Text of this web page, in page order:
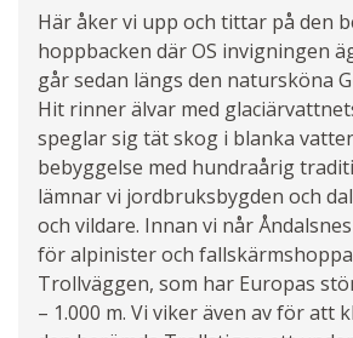
Här åker vi upp och tittar på den
hoppbacken där OS invigningen
går sedan längs den natursköna
Hit rinner älvar med
speglar sig tät skog i blanka
bebyggelse med hundraårig
lämnar vi jord­bruks­byg­den och
och vildare. Innan vi når
för alpinister och
Trollväggen, som har Europas
– 1.000 m. Vi viker även av för att